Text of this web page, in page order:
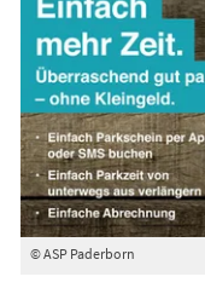
© ASP Paderborn